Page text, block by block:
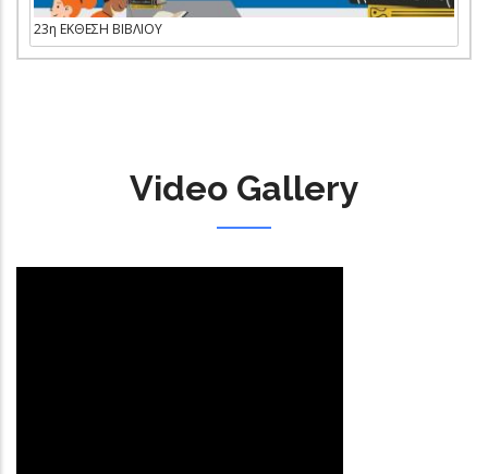
23η ΕΚΘΕΣΗ ΒΙΒΛΙΟΥ
Video Gallery